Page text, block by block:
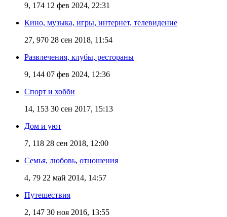
9, 174 12 фев 2024, 22:31
Кино, музыка, игры, интернет, телевидение
27, 970 28 сен 2018, 11:54
Развлечения, клубы, рестораны
9, 144 07 фев 2024, 12:36
Спорт и хобби
14, 153 30 сен 2017, 15:13
Дом и уют
7, 118 28 сен 2018, 12:00
Семья, любовь, отношения
4, 79 22 май 2014, 14:57
Путешествия
2, 147 30 ноя 2016, 13:55